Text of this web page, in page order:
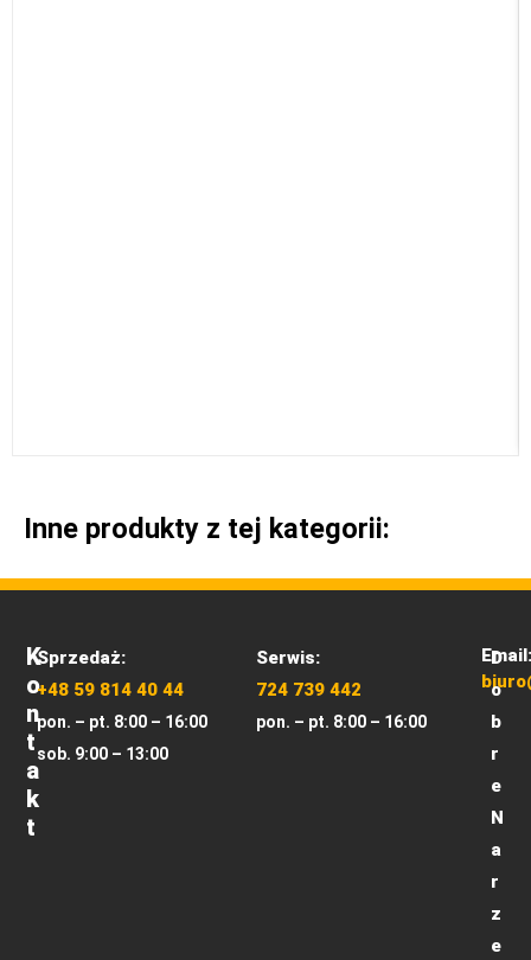
Inne produkty z tej kategorii:
K
O
N
T
A
K
T
Sprzedaż:
+48 59 814 40 44
pon. – pt. 8:00 – 16:00
sob. 9:00 – 13:00
Serwis:
724 739 442
pon. – pt. 8:00 – 16:00
Email:
D
o
b
r
e
N
a
r
z
e